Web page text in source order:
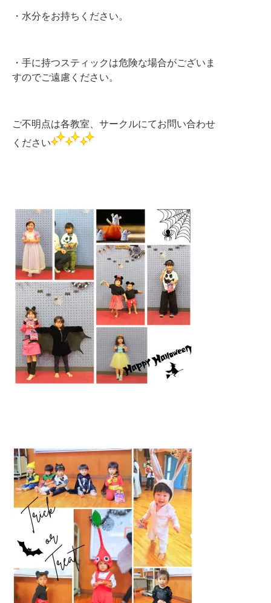
・水分をお持ちください。
・手に持つスティックは危険な場合がございま
すのでご遠慮ください。
ご不明点は各教室、サークルにてお問い合わせ
ください